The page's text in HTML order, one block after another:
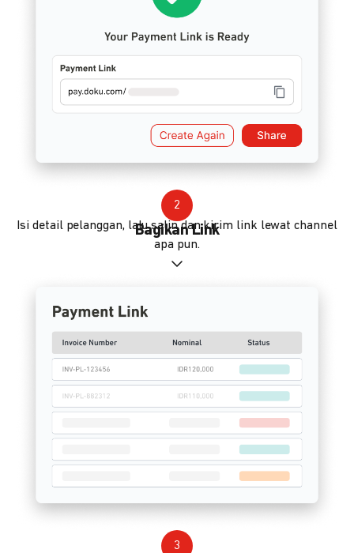
2
Bagikan Link
Isi detail pelanggan, lalu salin dan kirim link lewat channel
apa pun.
3